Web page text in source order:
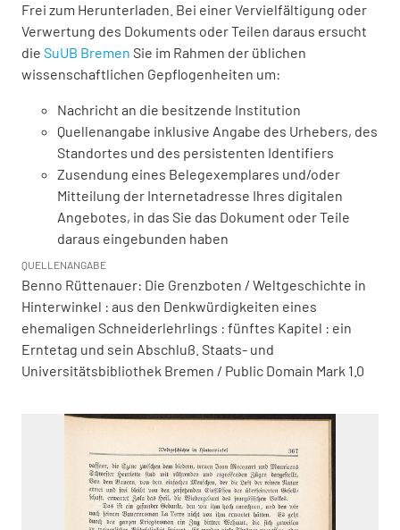
Frei zum Herunterladen. Bei einer Vervielfältigung oder
Verwertung des Dokuments oder Teilen daraus ersucht
die SuUB Bremen Sie im Rahmen der üblichen
wissenschaftlichen Gepflogenheiten um:
Nachricht an die besitzende Institution
Quellenangabe inklusive Angabe des Urhebers, des
Standortes und des persistenten Identifiers
Zusendung eines Belegexemplares und/oder
Mitteilung der Internetadresse Ihres digitalen
Angebotes, in das Sie das Dokument oder Teile
daraus eingebunden haben
QUELLENANGABE
Benno Rüttenauer: Die Grenzboten / Weltgeschichte in
Hinterwinkel : aus den Denkwürdigkeiten eines
ehemaligen Schneiderlehrlings : fünftes Kapitel : ein
Erntetag und sein Abschluß. Staats- und
Universitätsbibliothek Bremen / Public Domain Mark 1.0